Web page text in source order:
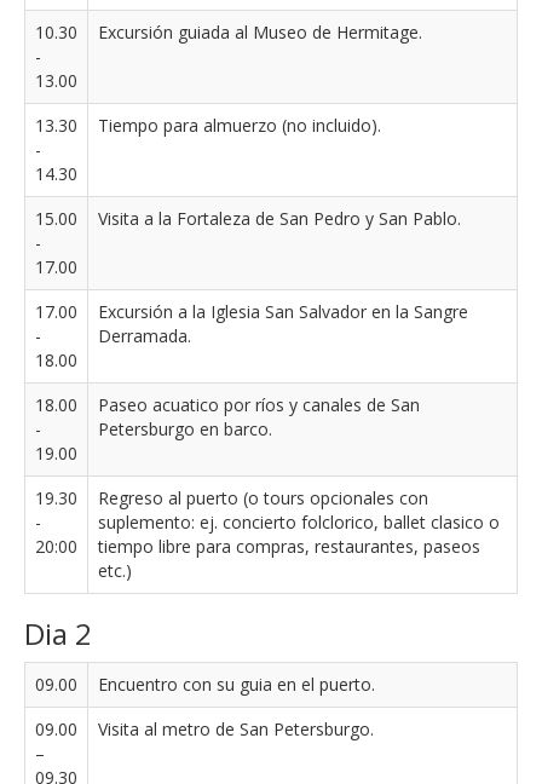
10.30
-
13.00
Excursión guiada al Museo de Hermitage.
13.30
-
14.30
Tiempo para almuerzo (no incluido).
15.00
-
17.00
Visita a la Fortaleza de San Pedro y San Pablo.
17.00
-
18.00
Excursión a la Iglesia San Salvador en la Sangre
Derramada.
18.00
-
19.00
Paseo acuatico por ríos y canales de San
Petersburgo en barco.
19.30
-
20:00
Regreso al puerto (o tours opcionales con
suplemento: ej. concierto folclorico, ballet clasico o
tiempo libre para compras, restaurantes, paseos
etc.)
Dia 2
09.00
Encuentro con su guia en el puerto.
09.00
–
09.30
Visita al metro de San Petersburgo.